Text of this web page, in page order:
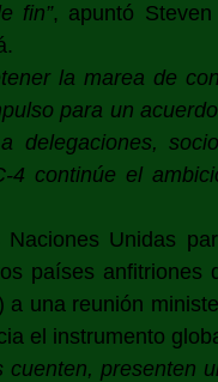
fin”, apuntó Steven
la marea de
para un
delegaciones,
continúe el
Unidas
países anfitriones
una reunión
el instrumento
cuenten, presenten